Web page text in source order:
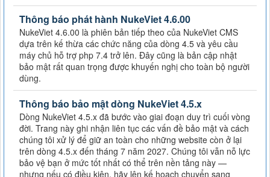
Thông báo phát hành NukeViet 4.6.00
NukeViet 4.6.00 là phiên bản tiếp theo của NukeViet CMS
dựa trên kế thừa các chức năng của dòng 4.5 và yêu cầu
máy chủ hỗ trợ php 7.4 trở lên. Đây cũng là bản cập nhật
bảo mật rất quan trọng được khuyến nghị cho toàn bộ người
dùng.
Thông báo bảo mật dòng NukeViet 4.5.x
Dòng NukeViet 4.5.x đã bước vào giai đoạn duy trì cuối vòng
đời. Trang này ghi nhận liên tục các vấn đề bảo mật và cách
chúng tôi xử lý để giữ an toàn cho những website còn ở lại
trên dòng 4.5.x đến tháng 7 năm 2027. Chúng tôi vẫn nỗ lực
bảo vệ bạn ở mức tốt nhất có thể trên nền tảng này —
nhưng nếu có điều kiện, hãy lên kế hoạch chuyển sang